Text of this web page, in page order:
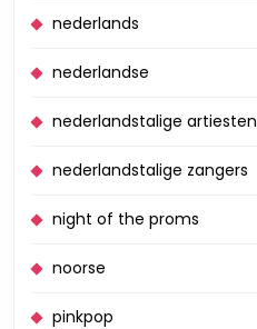
nederlands
nederlandse
nederlandstalige artiesten
nederlandstalige zangers
night of the proms
noorse
pinkpop